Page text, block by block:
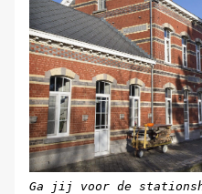
Ga jij voor de